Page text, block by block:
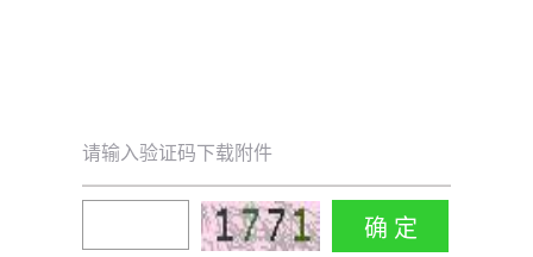
请输入验证码下载附件